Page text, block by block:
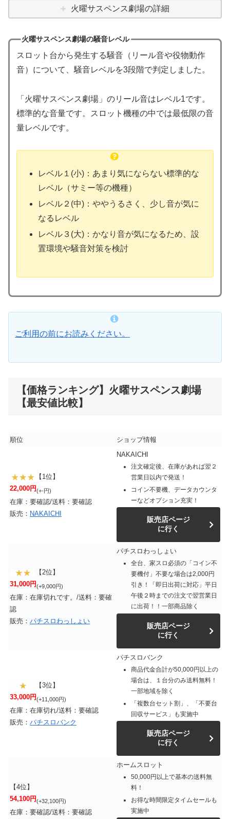
火曜サスペンス劇場の詳細
火曜サスペンス劇場の騒音レベル
スロット台から発生する騒音（リール音や役物動作
音）について、騒音レベルを3段階で判定しました。
「火曜サスペンス劇場」のリール音はレベル1です。
標準的な音量です。スロット機種の中では最低限の音
量レベルです。
レベル１(小)：あまり気にならない標準的な
レベル（サミー等の機種）
レベル２(中)：ややうるさく、少し音が気に
なるレベル
レベル３(大)：かなり音が気になるため、設
置環境や騒音対策を検討
ご利用の前にお読みください。
【価格ランキング】火曜サスペンス劇場
【最安値比較】
順位 ショップ情報
【1位】
22,000円(+-円)
在庫：要確認/送料：要確認
販売： NAKAICHI
NAKAICHI
注文確定後、在庫があれば翌２
営業日以内で発送！
コイン不要機、データカウンタ
ーなどオプション充実！
販売店ページ
に行く
【2位】
31,000円(+9,000円)
在庫：在庫切れです。/送料：要確
認
販売： パチスロわっしょい
パチスロわっしょい
全台、家スロ必須の「コイン不
要機付」不要な場合は2,000円
引き！「即日出荷に対応」平日
午後２時までの注文で翌営業日
に出荷！！一部商品除く
販売店ページ
に行く
【3位】
33,000円(+11,000円)
在庫：在庫切れ/送料：要確認
販売： パチスロバンク
パチスロバンク
商品代金合計が50,000円以上の
場合は、１台分のみ送料無料！
一部地域を除く
「複数台セット割」、「不要台
回収サービス」も実施中
販売店ページ
に行く
【4位】
54,100円(+32,100円)
在庫：要確認/送料：要確認
ホームスロット
50,000円以上で基本の送料無
料！
お得な時間限定タイムセールも
実施中